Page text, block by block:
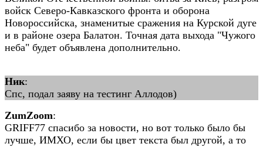
войск Северо-Кавказского фронта и оборона
Новороссийска, знаменитые сражения на Курской дуге
и в районе озера Балатон. Точная дата выхода "Чужого
неба" будет объявлена дополнительно.
Ник:
Спс, подал заяву на тестинг Аллодов)
ZumZoom:
GRIFF77 спасибо за новости, но вот только было бы
лучше, ИМХО, если бы цвет текста был другой, а то